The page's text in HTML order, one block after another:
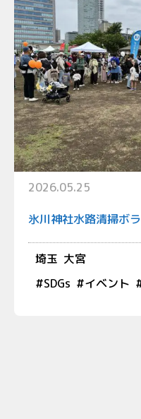
2026.05.25
氷川神社水路清掃ボ
埼玉 大宮
#SDGs #イベント